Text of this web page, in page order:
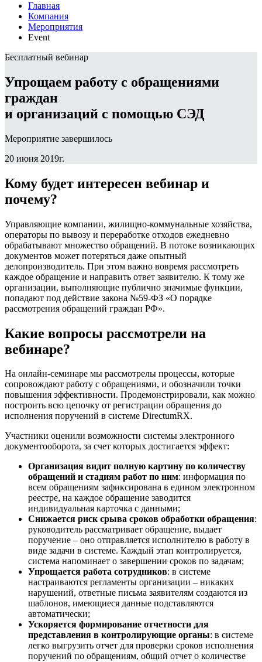
Главная
Компания
Мероприятия
Event
Бесплатный вебинар
Упрощаем работу с обращениями
граждан
и организаций с помощью СЭД
Мероприятие завершилось
20 июня 2019г.
Кому будет интересен вебинар и
почему?
Управляющие компании, жилищно-коммунальные хозяйства,
операторы по вывозу и переработке отходов ежедневно
обрабатывают множество обращений. В потоке возникающих
документов может потеряться даже опытный
делопроизводитель. При этом важно вовремя рассмотреть
каждое обращение и направить ответ заявителю. К тому же
организации, выполняющие публично значимые функции,
попадают под действие закона №59-ФЗ «О порядке
рассмотрения обращений граждан РФ».
Какие вопросы рассмотрели на
вебинаре?
На онлайн-семинаре мы рассмотрелы процессы, которые
сопровождают работу с обращениями, и обозначили точки
повышения эффективности. Продемонстрировали, как можно
построить всю цепочку от регистрации обращения до
исполнения поручений в системе DirectumRX.
Участники оценили возможности системы электронного
документооборота, за счет которых достигается эффект:
Организация видит полную картину по количеству
обращений и стадиям работ по ним: информация по
всем обращениям зафиксирована в едином электронном
реестре, на каждое обращение заводится
индивидуальная карточка с данными;
Снижается риск срыва сроков обработки обращения:
руководитель рассматривает обращение, выдает
поручение – оно отправляется исполнителю в работу в
виде задачи в системе. Каждый этап контролируется,
система напоминает о завершении сроков по задачам;
Упрощается работа сотрудников: в системе
настраиваются регламенты организации – никаких
нарушений, ответные письма заявителям создаются из
шаблонов, имеющиеся данные подставляются
автоматически;
Ускоряется формирование отчетности для
представления в контролирующие органы: в системе
легко выгрузить отчет для проверки сроков исполнения
поручений по обращениям, общий отчет о количестве